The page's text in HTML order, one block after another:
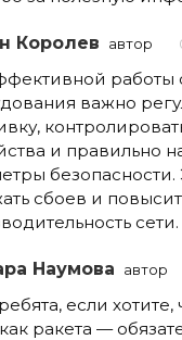
Королев автор
работы
важно
и правильно
сбоев и
сети.
Наумова автор
если
ракета —